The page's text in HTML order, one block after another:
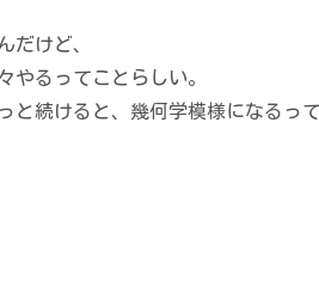
だけど、
やるってことらしい。
と続けると、幾何学模様になるって